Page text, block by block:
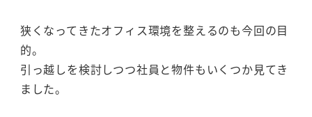
狭くなってきたオフィス環境を整えるのも今回の目
的。
引っ越しを検討しつつ社員と物件もいくつか見てき
ました。